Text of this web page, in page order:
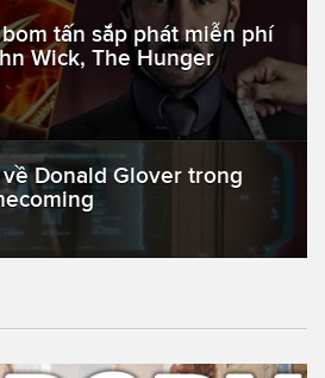
tấn sắp phát miễn phí
Wick, The Hunger
Donald Glover trong